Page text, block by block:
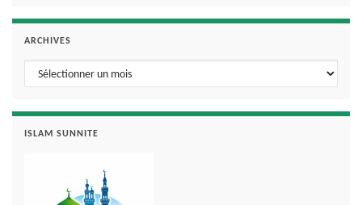
ARCHIVES
Archives
ISLAM SUNNITE